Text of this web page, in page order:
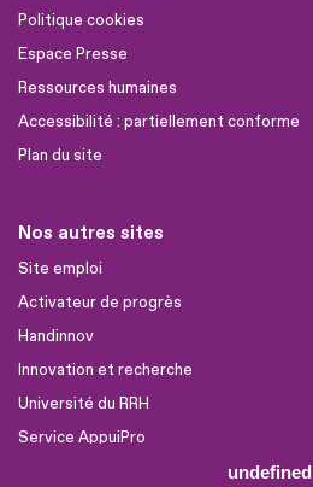
undefined
Politique cookies
Espace Presse
Ressources humaines
Accessibilité : partiellement conforme
Plan du site
Nos autres sites
Site emploi
Activateur de progrès
Handinnov
Innovation et recherche
Université du RRH
Service AppuiPro